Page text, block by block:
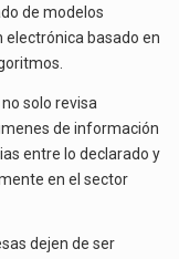
El Departamento de Agricultura de Estados Unidos (USDA) suspendió el 5 de agosto de 2026…
de modelos
basado en
solo revisa
de información
entre lo declarado y
en el sector
dejen de ser